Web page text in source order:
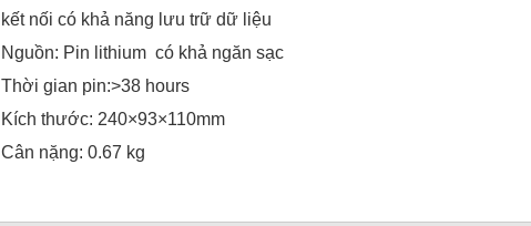
kết nối có khả năng lưu trữ dữ liệu
Nguồn: Pin lithium có khả ngăn sạc
Thời gian pin:>38 hours
Kích thước: 240×93×110mm
Cân nặng: 0.67 kg